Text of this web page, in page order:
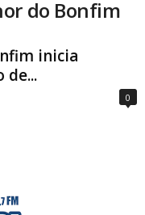
do Bonfim
inicia
de...
0